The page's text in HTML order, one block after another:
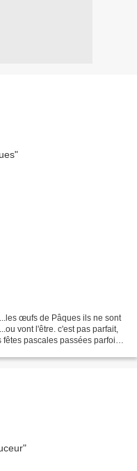
œufs de Pâques ils ne sont
vont l'être. c'est pas parfait,
fêtes pascales passées parfois